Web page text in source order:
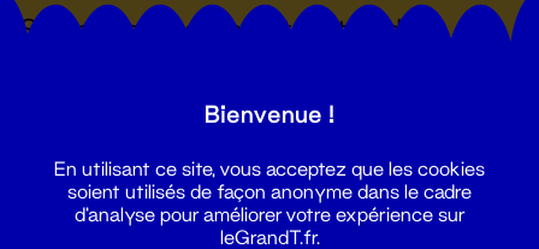
Suivez toutes les actualités du
Bienvenue !
En utilisant ce site, vous acceptez que les cookies
soient utilisés de façon anonyme dans le cadre
d'analyse pour améliorer votre expérience sur
leGrandT.fr.